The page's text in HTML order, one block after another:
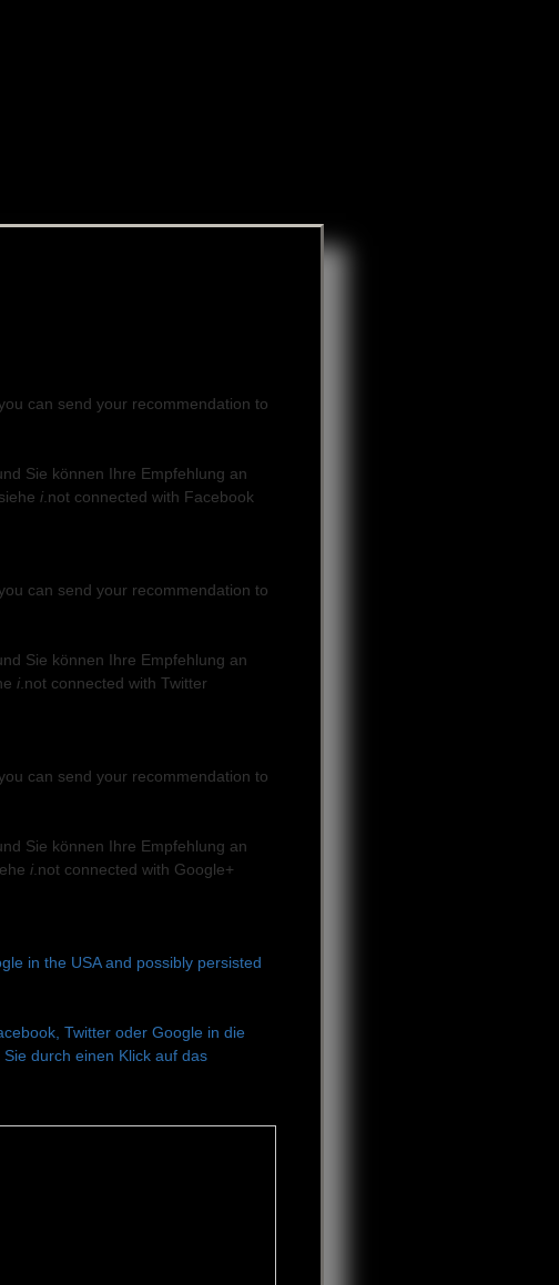
can send your recommendation to
Sie können Ihre Empfehlung an
i not connected with Facebook
can send your recommendation to
Sie können Ihre Empfehlung an
i not connected with Twitter
can send your recommendation to
Sie können Ihre Empfehlung an
i not connected with Google+
in the USA and possibly persisted
Twitter oder Google in die
durch einen Klick auf das